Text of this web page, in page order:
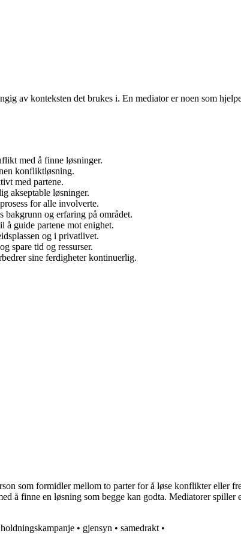
av konteksten det brukes i. En mediator er noen som
med å finne løsninger.
konfliktløsning.
med partene.
akseptable løsninger.
for alle involverte.
bakgrunn og erfaring på området.
guide partene mot enighet.
og i privatlivet.
spare tid og ressurser.
sine ferdigheter kontinuerlig.
som formidler mellom to parter for å løse konflikter eller
å finne en løsning som begge kan godta. Mediatorer
holdningskampanje • gjensyn • samedrakt •